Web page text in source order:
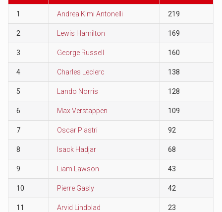
1 Andrea Kimi Antonelli 219
2 Lewis Hamilton 169
3 George Russell 160
4 Charles Leclerc 138
5 Lando Norris 128
6 Max Verstappen 109
7 Oscar Piastri 92
8 Isack Hadjar 68
9 Liam Lawson 43
10 Pierre Gasly 42
11 Arvid Lindblad 23